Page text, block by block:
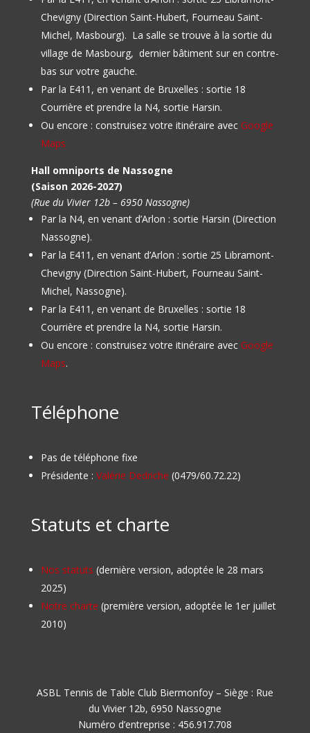
Chevigny (Direction Saint-Hubert, Fourneau Saint-
Michel, Masbourg). La salle se trouve à la sortie du
village de Masbourg, dernier bâtiment sur en contre-
bas sur votre gauche.
Par la E411, en venant de Bruxelles : sortie 18
Courrière et prendre la N4, sortie Harsin.
Ou encore : construisez votre itinéraire avec Google
Maps
Hall omniports de Nassogne
(Saison 2026-2027)
(Rue du Vivier 12b – 6950 Nassogne)
Par la N4, en venant d’Arlon : sortie Harsin (Direction
Nassogne).
Par la E411, en venant d’Arlon : sortie 25 Libramont-
Chevigny (Direction Saint-Hubert, Fourneau Saint-
Michel, Nassogne).
Par la E411, en venant de Bruxelles : sortie 18
Courrière et prendre la N4, sortie Harsin.
Ou encore : construisez votre itinéraire avec Google
Maps.
Téléphone
Pas de téléphone fixe
Présidente : Valérie Dedriche (0479/60.72.22)
Statuts et charte
Nos statuts (dernière version, adoptée le 28 mars
2025)
Notre charte (première version, adoptée le 1er juillet
2010)
ASBL Tennis de Table Club Biermonfoy – Siège : Rue
du Vivier 12b, 6950 Nassogne
Numéro d’entreprise : 456.917.708